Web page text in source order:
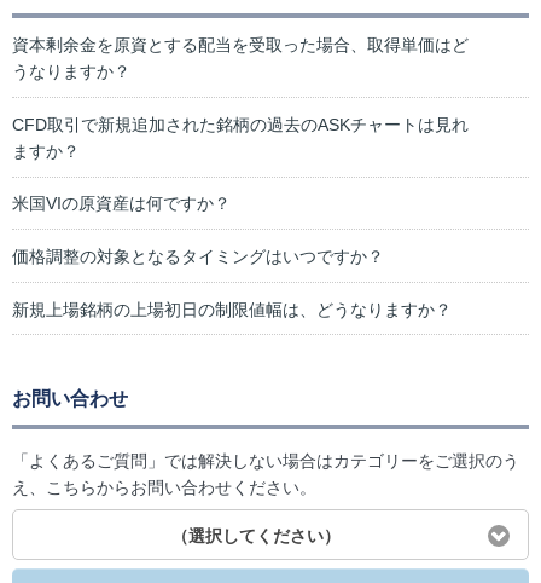
資本剰余金を原資とする配当を受取った場合、取得単価はど
うなりますか？
CFD取引で新規追加された銘柄の過去のASKチャートは見れ
ますか？
米国VIの原資産は何ですか？
価格調整の対象となるタイミングはいつですか？
新規上場銘柄の上場初日の制限値幅は、どうなりますか？
お問い合わせ
「よくあるご質問」では解決しない場合はカテゴリーをご選択のう
え、こちらからお問い合わせください。
（選択してください）